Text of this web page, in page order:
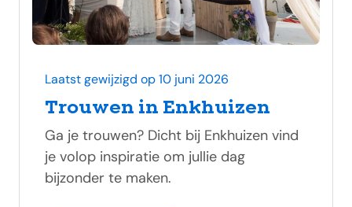
Trouwen in Enkhuizen
Laatst gewijzigd op 10 juni 2026
Ga je trouwen? Dicht bij Enkhuizen vind
je volop inspiratie om jullie dag
bijzonder te maken.